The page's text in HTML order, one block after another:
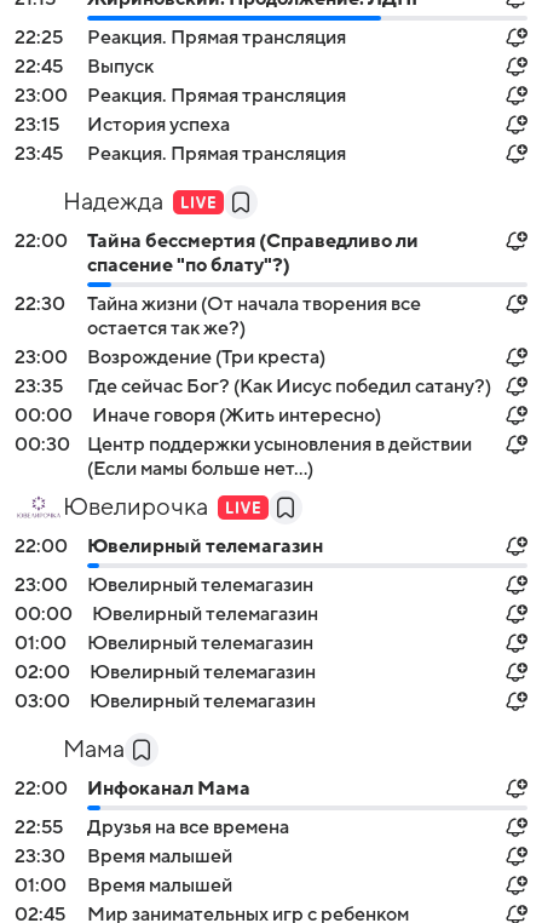
22:25
Реакция. Прямая трансляция
22:45
Выпуск
23:00
Реакция. Прямая трансляция
23:15
История успеха
23:45
Реакция. Прямая трансляция
Надежда
22:00
Тайна бессмертия (Справедливо ли
спасение "по блату"?)
22:30
Тайна жизни (От начала творения все
остается так же?)
23:00
Возрождение (Три креста)
23:35
Где сейчас Бог? (Как Иисус победил сатану?)
00:00
Иначе говоря (Жить интересно)
00:30
Центр поддержки усыновления в действии
(Если мамы больше нет…)
Ювелирочка
22:00
Ювелирный телемагазин
23:00
Ювелирный телемагазин
00:00
Ювелирный телемагазин
01:00
Ювелирный телемагазин
02:00
Ювелирный телемагазин
03:00
Ювелирный телемагазин
Мама
22:00
Инфоканал Мама
22:55
Друзья на все времена
23:30
Время малышей
01:00
Время малышей
02:45
Мир занимательных игр с ребенком